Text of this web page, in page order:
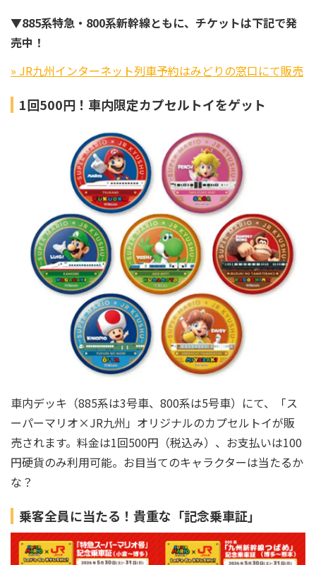
▼885系特急・800系新幹線ともに、チケットは下記で発
売中！
» JR九州インターネット列車予約はみどりの窓口にて販売
1回500円！車内限定カプセルトイをゲット
車内デッキ（885系は3号車、800系は5号車）にて、「ス
ーパーマリオ×JR九州」オリジナルのカプセルトイが販
売されます。料金は1回500円（税込み）、お支払いは100
円硬貨のみ利用可能。お目当てのキャラクターは当たるか
な？
乗客全員に当たる！貴重な「記念乗車証」